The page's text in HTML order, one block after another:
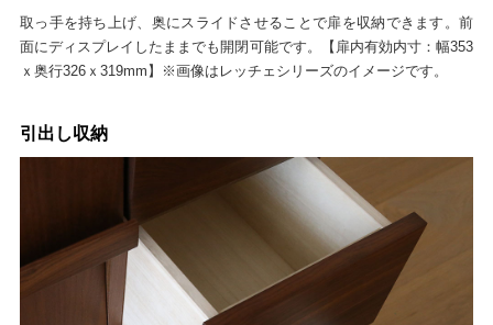
取っ手を持ち上げ、奥にスライドさせることで扉を収納できます。前
面にディスプレイしたままでも開閉可能です。【扉内有効内寸：幅353
ｘ奥行326ｘ319mm】※画像はレッチェシリーズのイメージです。
引出し収納